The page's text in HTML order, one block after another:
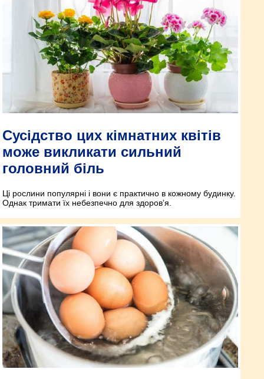
Сусідство цих кімнатних квітів
може викликати сильний
головний біль
Ці рослини популярні і вони є практично в кожному будинку.
Однак тримати їх небезпечно для здоров’я.